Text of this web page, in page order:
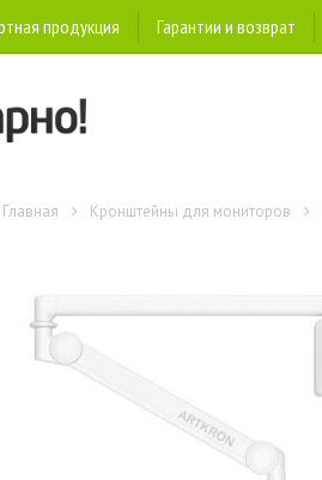
продукция Гарантии и возврат
Главная Кронштейны для мониторов